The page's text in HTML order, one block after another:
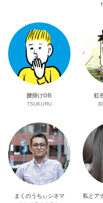
腰掛けOB
TSUKURU
虹
まくのうちぃシネマ
私とア